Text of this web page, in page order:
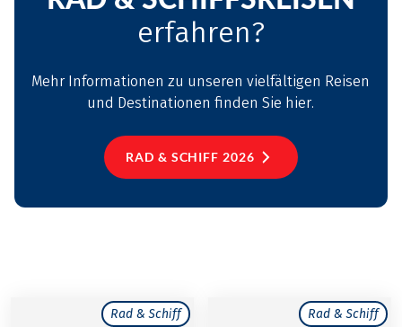
erfahren?
Mehr Informationen zu unseren vielfältigen Reisen
und Destinationen finden Sie hier.
RAD & SCHIFF 2026
Rad & Schiff Rad & Schiff